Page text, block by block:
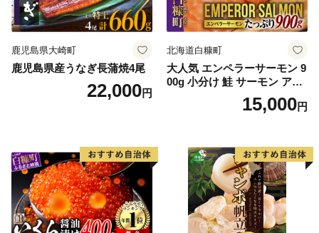
鹿児島県大崎町
鹿児島県産うなぎ長蒲焼4尾
22,000円
北海道白糠町
大人気 エンペラーサーモン 9
00g 小分け 鮭 サーモン アト
ランティックサーモン 水産
庁長官賞 受賞 さけ シャケ し
満足 美味しい 贈答 生食用 刺
身 お刺身 刺し身 魚介類 海鮮
冷凍 厚切り 薄切り ふるさと
納税 ふるさとチョイス チョ
イス 北海道 白糠町
15,000円